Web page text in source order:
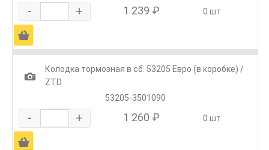
- + 1 239 ₽ 0 шт.
Ä
1
Колодка тормозная в сб. 53205 Евро (в коробке) /
ZTD
53205-3501090
- + 1 260 ₽ 0 шт.
Ä